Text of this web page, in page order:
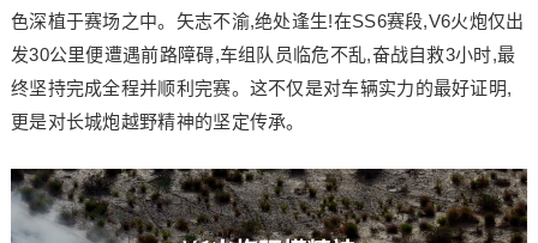
色深植于赛场之中。矢志不渝,绝处逢生!在SS6赛段,V6火炮仅出
发30公里便遭遇前路障碍,车组队员临危不乱,奋战自救3小时,最
终坚持完成全程并顺利完赛。这不仅是对车辆实力的最好证明,
更是对长城炮越野精神的坚定传承。